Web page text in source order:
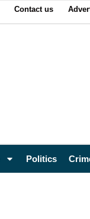
Contact us
Politics